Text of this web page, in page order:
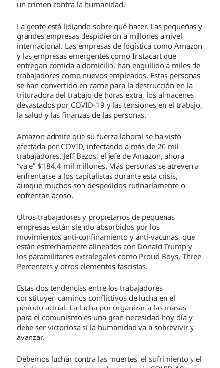
un crimen contra la humanidad.
La gente está lidiando sobre qué hacer. Las pequeñas y
grandes empresas despidieron a millones a nivel
internacional. Las empresas de logística como Amazon
y las empresas emergentes como Instacart que
entregan comida a domicilio, han engullido a miles de
trabajadores como nuevos empleados. Estas personas
se han convertido en carne para la destrucción en la
trituradora del trabajo de horas extra, los almacenes
devastados por COVID-19 y las tensiones en el trabajo,
la salud y las finanzas de las personas.
Amazon admite que su fuerza laboral se ha visto
afectada por COVID, infectando a más de 20 mil
trabajadores. Jeff Bezos, el jefe de Amazon, ahora
“vale” $184.4 mil millones. Más personas se atreven a
enfrentarse a los capitalistas durante esta crisis,
aunque muchos son despedidos rutinariamente o
enfrentan acoso.
Otros trabajadores y propietarios de pequeñas
empresas están siendo absorbidos por los
movimientos anti-confinamiento y anti-vacunas, que
están estrechamente alineados con Donald Trump y
los paramilitares extralegales como Proud Boys, Three
Percenters y otros elementos fascistas.
Estas dos tendencias entre los trabajadores
constituyen caminos conflictivos de lucha en el
período actual. La lucha por organizar a las masas
para el comunismo es una gran necesidad hoy día y
debe ser victoriosa si la humanidad va a sobrevivir y
avanzar.
Debemos luchar contra las muertes, el sufrimiento y el